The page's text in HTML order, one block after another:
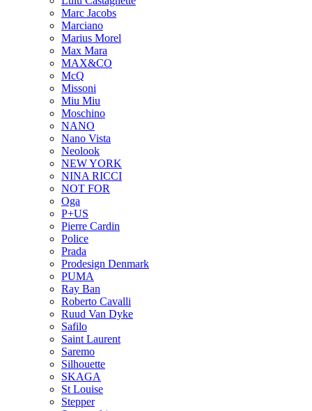
Marc Jacobs
Marciano
Marius Morel
Max Mara
MAX&CO
McQ
Missoni
Miu Miu
Moschino
NANO
Nano Vista
Neolook
NEW YORK
NINA RICCI
NOT FOR
Oga
P+US
Pierre Cardin
Police
Prada
Prodesign Denmark
PUMA
Ray Ban
Roberto Cavalli
Ruud Van Dyke
Safilo
Saint Laurent
Saremo
Silhouette
SKAGA
St Louise
Stepper